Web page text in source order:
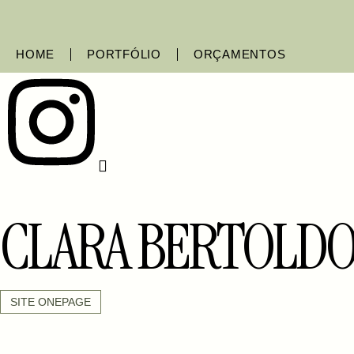
HOME PORTFÓLIO ORÇAMENTOS
CLARA
SITE ONEPAGE